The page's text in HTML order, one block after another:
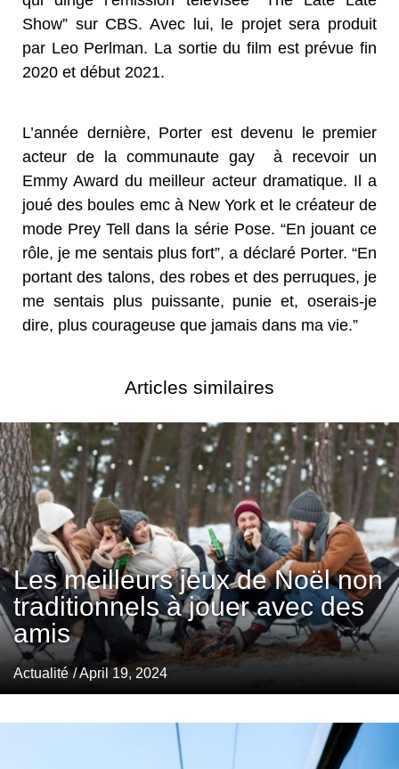
Show” sur CBS. Avec lui, le projet sera produit
par Leo Perlman. La sortie du film est prévue fin
2020 et début 2021.
L’année dernière, Porter est devenu le premier
acteur de la communaute gay à recevoir un
Emmy Award du meilleur acteur dramatique. Il a
joué des boules emc à New York et le créateur de
mode Prey Tell dans la série Pose. “En jouant ce
rôle, je me sentais plus fort”, a déclaré Porter. “En
portant des talons, des robes et des perruques, je
me sentais plus puissante, punie et, oserais-je
dire, plus courageuse que jamais dans ma vie.”
Articles similaires
Les meilleurs jeux de Noël non
traditionnels à jouer avec des
amis
Actualité / April 19, 2024